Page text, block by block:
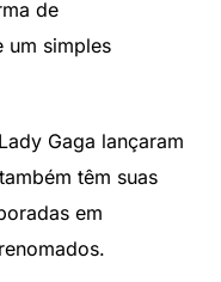
de
um simples
Gaga lançaram
têm suas
em